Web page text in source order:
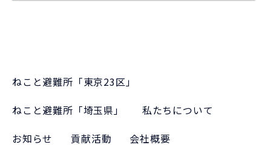
ねこと避難所「東京23区」
ねこと避難所「埼玉県」
私たちについて
お知らせ
貢献活動
会社概要